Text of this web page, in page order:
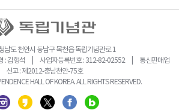
남도 천안시 동남구 목천읍 독립기념관로 1
: 김형석 | 사업자등록번호 : 312-82-02552 | 통신판매업
신고 : 제2012-충남천안-75호
HALL OF KOREA. ALL RIGHTS RESERVED.